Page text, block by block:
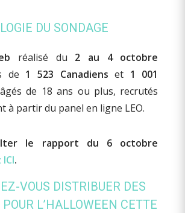
DU SONDAGE
réalisé du 2 au 4 octobre
de 1 523 Canadiens et 1 001
de 18 ans ou plus, recrutés
à partir du panel en ligne LEO.
le rapport du 6 octobre
.
VOUS DISTRIBUER DES
L’HALLOWEEN CETTE